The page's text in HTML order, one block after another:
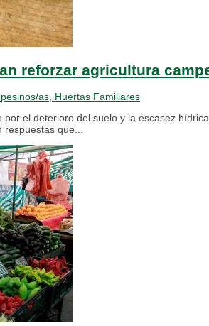
reforzar agricultura
as, Huertas Familiares
el deterioro del suelo y la escasez
respuestas que...